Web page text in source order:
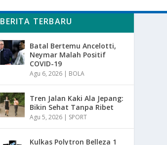
BERITA TERBARU
Batal Bertemu Ancelotti,
Neymar Malah Positif
COVID-19
Agu 6, 2026 | BOLA
Tren Jalan Kaki Ala Jepang:
Bikin Sehat Tanpa Ribet
Agu 5, 2026 | SPORT
Kulkas Polytron Belleza 1